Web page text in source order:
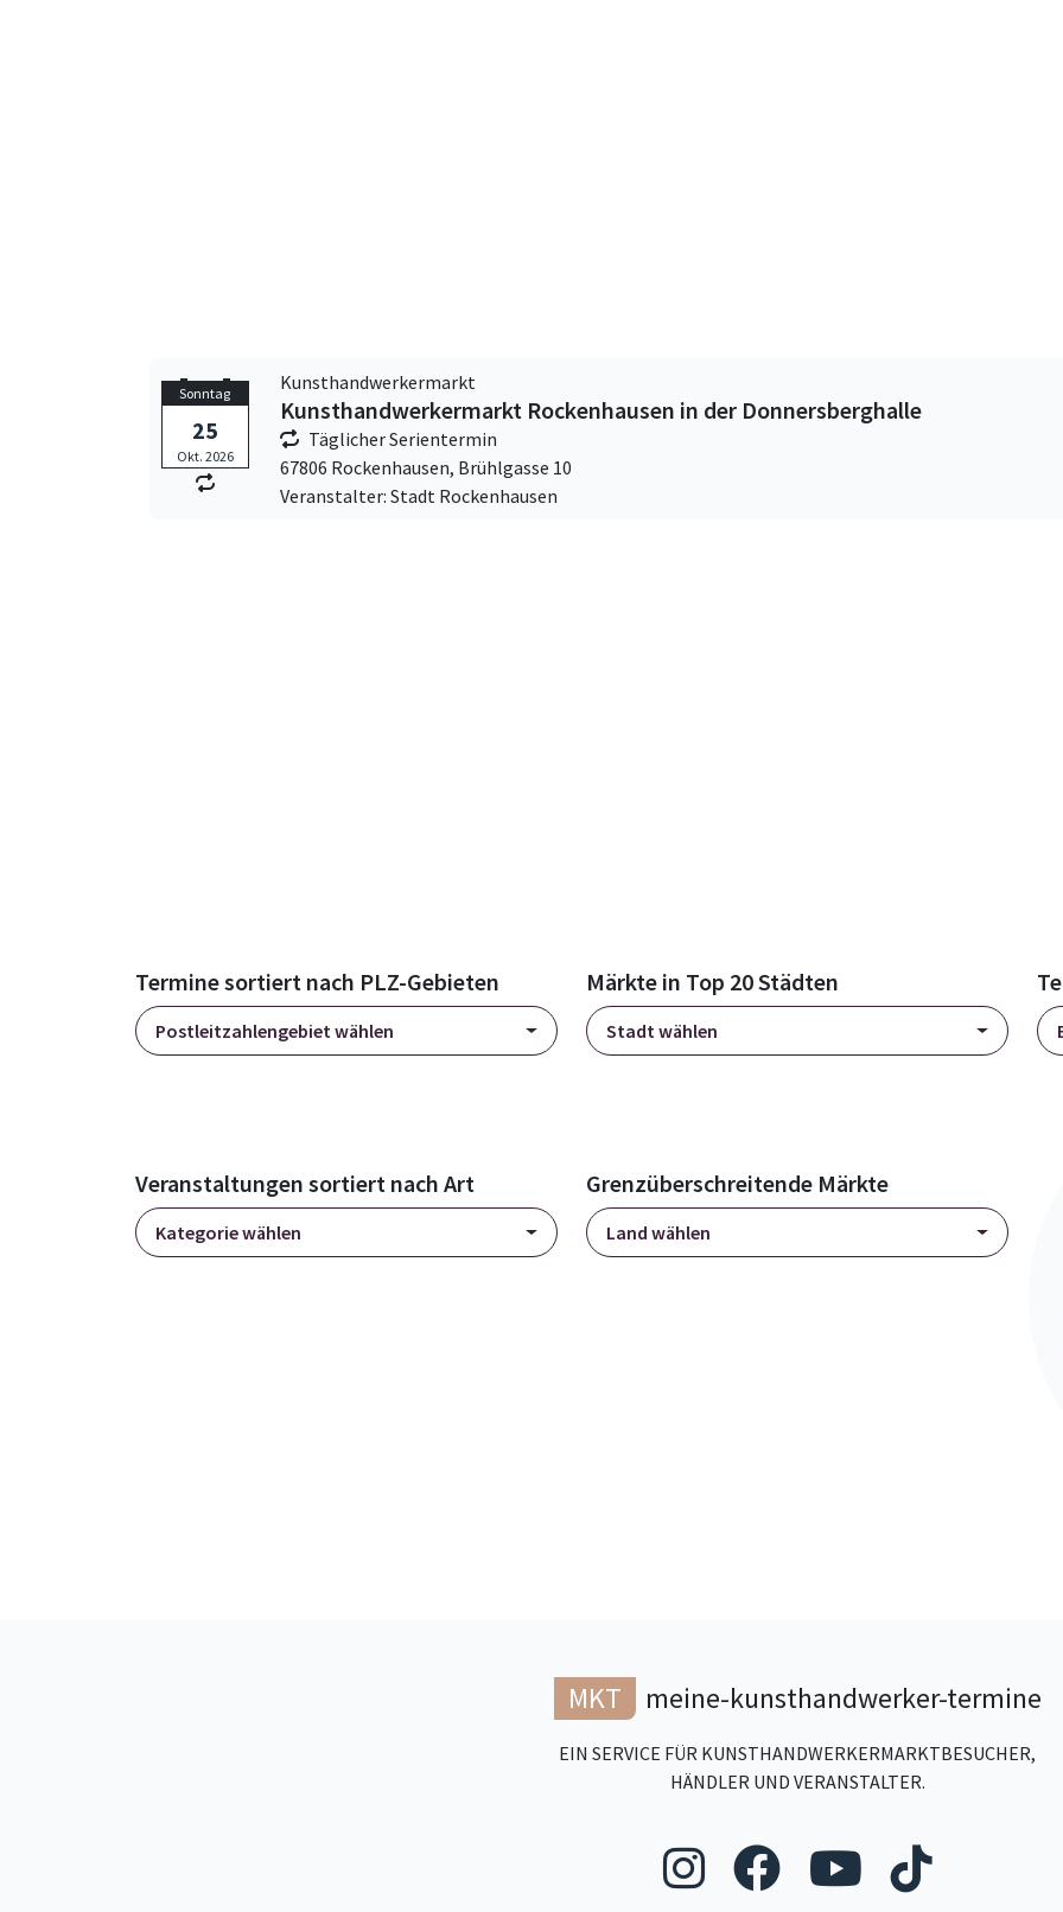
Sonntag
25
Okt. 2026
Kunsthandwerkermarkt
Kunsthandwerkermarkt Rockenhausen in der Donnersberghalle
Täglicher Serientermin
67806 Rockenhausen, Brühlgasse 10
Veranstalter: Stadt Rockenhausen
Termine sortiert nach PLZ-Gebieten
Postleitzahlengebiet wählen
Märkte in Top 20 Städten
Stadt wählen
Veranstaltungen sortiert nach Art
Kategorie wählen
Grenzüberschreitende Märkte
Land wählen
MKT meine-kunsthandwerker-termine
EIN SERVICE FÜR KUNSTHANDWERKERMARKTBESUCHER,
HÄNDLER UND VERANSTALTER.
Folgen Sie uns auf
Folgen Sie
Folgen